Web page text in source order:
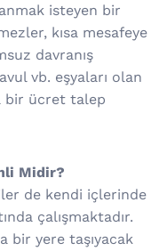
isteyen bir
kısa mesafeye
davranış
vb. eşyaları olan
bir ücret talep
Midir?
de kendi içlerinde
çalışmaktadır.
bir yere taşıyacak